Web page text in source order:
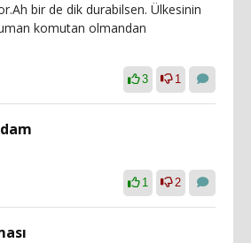
bir de dik durabilsen. Ülkesinin
komutan olmandan
3 1
1 2